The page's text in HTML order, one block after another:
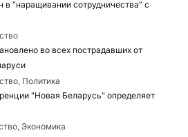
“наращивании сотрудничества” с
во всех пострадавших от
Политика
"Новая Беларусь" определяет
Экономика